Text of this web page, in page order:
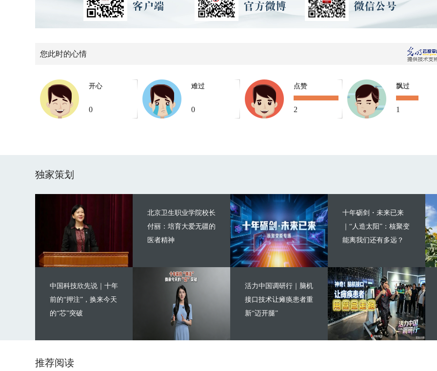
您此时的心情
开心
0
难过
0
点赞
2
飘过
1
独家策划
北京卫生职业学院校长
付丽：培育大爱无疆的
医者精神
中国科技欣先说｜十年
前的“押注”，换来今天
的“芯”突破
十年砺剑・未来已来
｜“人造太阳”：核聚变
能离我们还有多远？
活力中国调研行｜脑机
接口技术让瘫痪患者重
新“迈开腿”
推荐阅读